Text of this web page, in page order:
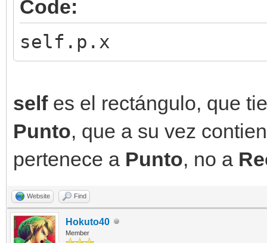
Code:
self.p.x
selfes el rectángulo, que
Punto, que a su vez
pertenece a Punto, no a
Website Find
Hokuto40
Member